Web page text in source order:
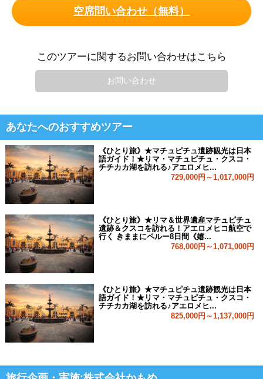
空席問い合わせ（無料）
このツアーに関するお問い合わせはこちら
お問い合わせ
あなたへのおすすめツアー
《ひとり旅》★マチュピチュ遺跡観光は日本
語ガイド！★リマ・マチュピチュ・クスコ・
チチカカ湖を訪れる♪アエロメヒ...
729,000円～1,017,000円
《ひとり旅》★リマ＆世界遺産マチュピチュ
遺跡＆クスコを訪れる！アエロメヒコ航空で
行く きままにペルー8日間《嬉...
768,000円～1,071,000円
《ひとり旅》★マチュピチュ遺跡観光は日本
語ガイド！★リマ・マチュピチュ・クスコ・
チチカカ湖を訪れる♪アエロメヒ...
825,000円～1,137,000円